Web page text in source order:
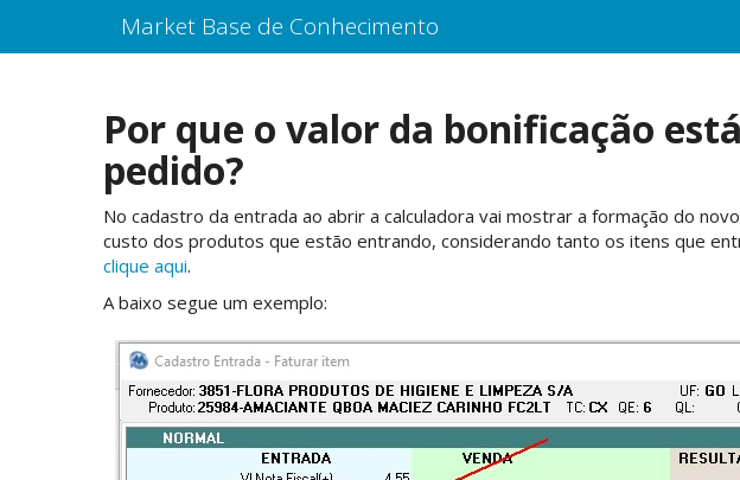
Market Base de Conhecimento
Por que o valor da bonificação
pedido?
No cadastro da entrada ao abrir a calculadora vai mostrar a formação do
custo dos produtos que estão entrando, considerando tanto os itens que
clique aqui.
A baixo segue um exemplo: